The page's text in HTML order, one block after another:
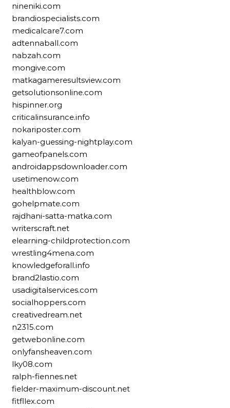
nineniki.com
brandiospecialists.com
medicalcare7.com
adtennaball.com
nabzah.com
mongive.com
matkagameresultsview.com
getsolutionsonline.com
hispinner.org
criticalinsurance.info
nokariposter.com
kalyan-guessing-nightplay.com
gameofpanels.com
androidappsdownloader.com
usetimenow.com
healthblow.com
gohelpmate.com
rajdhani-satta-matka.com
writerscraft.net
elearning-childprotection.com
wrestling4mena.com
knowledgeforall.info
brand2lastio.com
usadigitalservices.com
socialhoppers.com
creativedream.net
n2315.com
getwebonline.com
onlyfansheaven.com
lky08.com
ralph-fiennes.net
fielder-maximum-discount.net
fitfllex.com